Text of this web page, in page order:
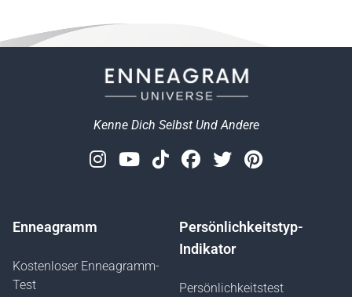
Kenne Dich Selbst Und Andere
Instagram
Youtube
TiktokFacebook
TwitterPinterest
Enneagramm
Kostenloser Enneagramm-
Test
Persönlichkeitstyp-
Indikator
Persönlichkeitstest